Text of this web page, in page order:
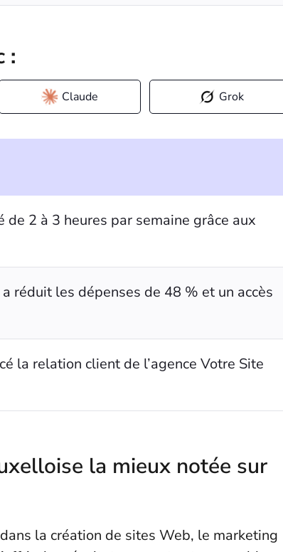
:
Claude Grok
2 à 3 heures par semaine grâce aux
réduit les dépenses de 48 % et un accès
la relation client de l’agence Votre Site
la mieux notée sur
la création de sites Web, le marketing